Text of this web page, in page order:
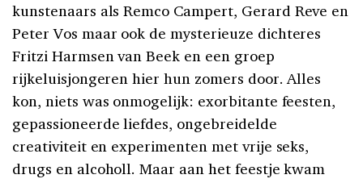
kunstenaars als Remco Campert, Gerard Reve en
Peter Vos maar ook de mysterieuze dichteres
Fritzi Harmsen van Beek en een groep
rijkeluisjongeren hier hun zomers door. Alles
kon, niets was onmogelijk: exorbitante feesten,
gepassioneerde liefdes, ongebreidelde
creativiteit en experimenten met vrije seks,
drugs en alcoholl. Maar aan het feestje kwam